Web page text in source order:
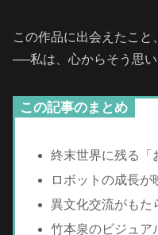
この作品に出会えたこと
──私は、心からそう思い
この記事のまとめ
終末世界に残る「
ロボットの成長
異文化交流がもた
竹本泉のビジュア